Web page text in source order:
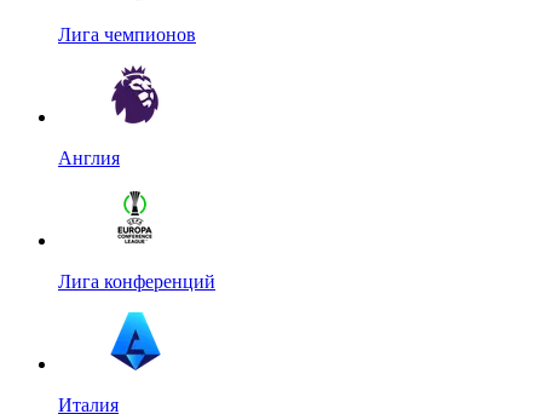
Лига чемпионов
Англия
Лига конференций
Италия